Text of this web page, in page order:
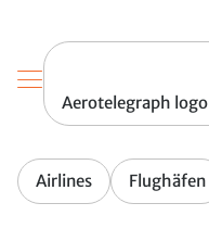
Aerotelegraph logo
Airlines Flughäfen